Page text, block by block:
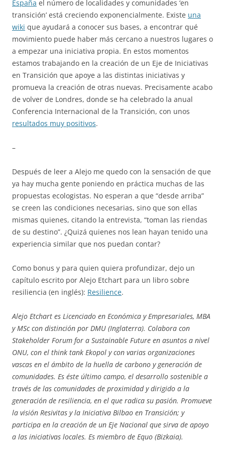
España el número de localidades y comunidades ‘en
transición’ está creciendo exponencialmente. Existe una
wiki que ayudará a conocer sus bases, a encontrar qué
movimiento puede haber más cercano a nuestros lugares o
a empezar una iniciativa propia. En estos momentos
estamos trabajando en la creación de un Eje de Iniciativas
en Transición que apoye a las distintas iniciativas y
promueva la creación de otras nuevas. Precisamente acabo
de volver de Londres, donde se ha celebrado la anual
Conferencia Internacional de la Transición, con unos
resultados muy positivos.
–
Después de leer a Alejo me quedo con la sensación de que
ya hay mucha gente poniendo en práctica muchas de las
propuestas ecologistas. No esperan a que “desde arriba”
se creen las condiciones necesarias, sino que son ellas
mismas quienes, citando la entrevista, “toman las riendas
de su destino”. ¿Quizá quienes nos lean hayan tenido una
experiencia similar que nos puedan contar?
Como bonus y para quien quiera profundizar, dejo un
capítulo escrito por Alejo Etchart para un libro sobre
resiliencia (en inglés): Resilience.
Alejo Etchart es Licenciado en Económica y Empresariales, MBA
y MSc con distinción por DMU (Inglaterra). Colabora con
Stakeholder Forum for a Sustainable Future en asuntos a nivel
ONU, con el think tank Ekopol y con varias organizaciones
vascas en el ámbito de la huella de carbono y generación de
comunidades. Es éste último campo, el desarrollo sostenible a
través de las comunidades de proximidad y dirigido a la
generación de resiliencia, en el que radica su pasión. Promueve
la visión Resivitas y la Iniciativa Bilbao en Transición; y
participa en la creación de un Eje Nacional que sirva de apoyo
a las iniciativas locales. Es miembro de Equo (Bizkaia).